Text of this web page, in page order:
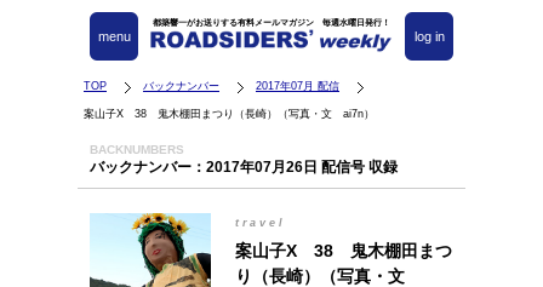
都築響一がお送りする有料メールマガジン 毎週水曜日発行！
log in
menu
TOP バックナンバー 2017年07月 配信
案山子X 38 鬼木棚田まつり（長崎）（写真・文 ai7n）
BACKNUMBERS
バックナンバー：2017年07月26日 配信号 収録
travel
案山子X 38 鬼木棚田まつ
り（長崎）（写真・文